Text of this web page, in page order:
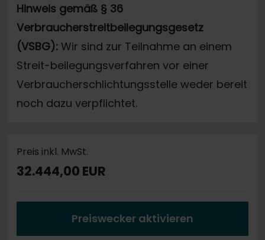
Hinweis gemäß § 36
Verbraucherstreitbeilegungsgesetz
(VSBG): Wir sind zur Teilnahme an einem
Streit-beilegungsverfahren vor einer
Verbraucherschlichtungsstelle weder bereit
noch dazu verpflichtet.
Preis inkl. MwSt.
32.444,00 EUR
Preiswecker aktivieren